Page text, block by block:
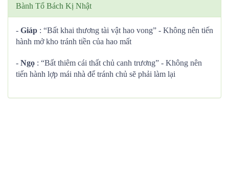
Bành Tổ Bách Kị Nhật
- Giáp : “Bất khai thương tài vật hao vong” - Không nên tiến
hành mở kho tránh tiền của hao mất
- Ngọ : “Bất thiêm cái thất chủ canh trương” - Không nên
tiến hành lợp mái nhà để tránh chủ sẽ phải làm lại